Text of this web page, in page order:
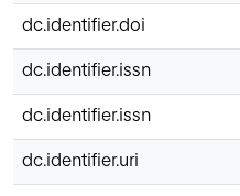
dc.identifier.doi
dc.identifier.issn
dc.identifier.issn
dc.identifier.uri